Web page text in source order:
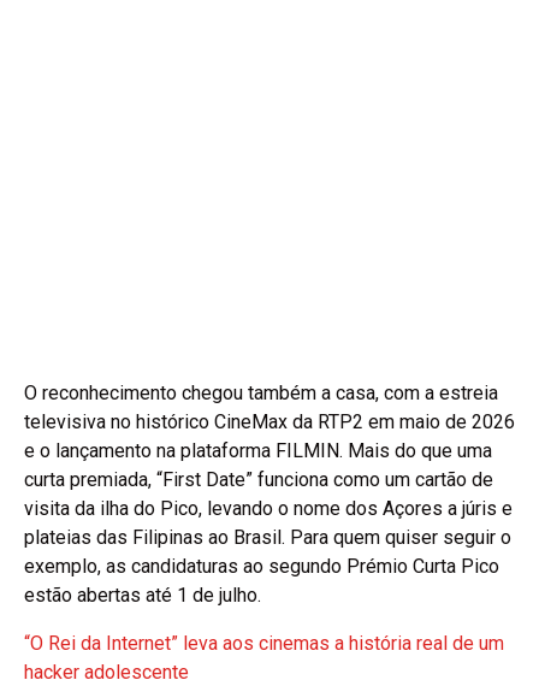
O reconhecimento chegou também a casa, com a estreia
televisiva no histórico CineMax da RTP2 em maio de 2026
e o lançamento na plataforma FILMIN. Mais do que uma
curta premiada, “First Date” funciona como um cartão de
visita da ilha do Pico, levando o nome dos Açores a júris e
plateias das Filipinas ao Brasil. Para quem quiser seguir o
exemplo, as candidaturas ao segundo Prémio Curta Pico
estão abertas até 1 de julho.
“O Rei da Internet” leva aos cinemas a história real de um
hacker adolescente